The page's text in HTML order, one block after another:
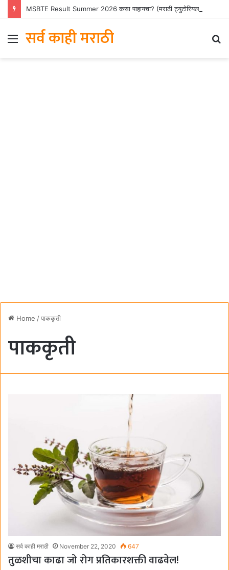
MSBTE Result Summer 2026 कसा पाहायचा? (मराठी ट्युटोरियल)
Menu
सर्व काही मराठी
Home /पाककृती
पाककृती
सर्व काही मराठी November 22, 2020 647
तुळशीचा काढा जो रोग प्रतिकारशक्ती वाढवेल!